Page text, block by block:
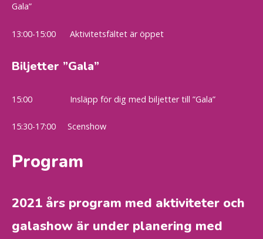
Gala”
13:00-15:00 Aktivitetsfältet är öppet
Biljetter ”Gala”
15:00 Insläpp för dig med biljetter till ”Gala”
15:30-17:00 Scenshow
Program
2021 års program med aktiviteter och
galashow är under planering med